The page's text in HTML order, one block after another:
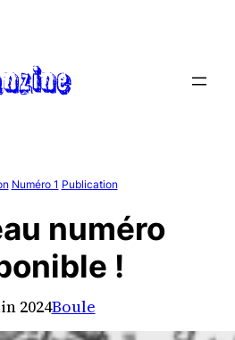
Numéro 1 Publication
numéro
!
2024Boule